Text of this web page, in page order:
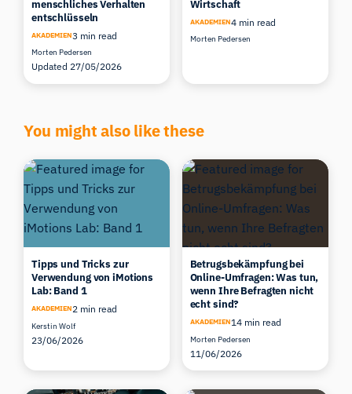
menschliches Verhalten
entschlüsseln
AKADEMIEN3 min read
Morten Pedersen
Updated 27/05/2026
Wirtschaft
AKADEMIEN4 min read
Morten Pedersen
You might also like these
Tipps und Tricks zur
Verwendung von iMotions
Lab: Band 1
AKADEMIEN2 min read
Kerstin Wolf
23/06/2026
Betrugsbekämpfung bei
Online-Umfragen: Was tun,
wenn Ihre Befragten nicht
echt sind?
AKADEMIEN14 min read
Morten Pedersen
11/06/2026